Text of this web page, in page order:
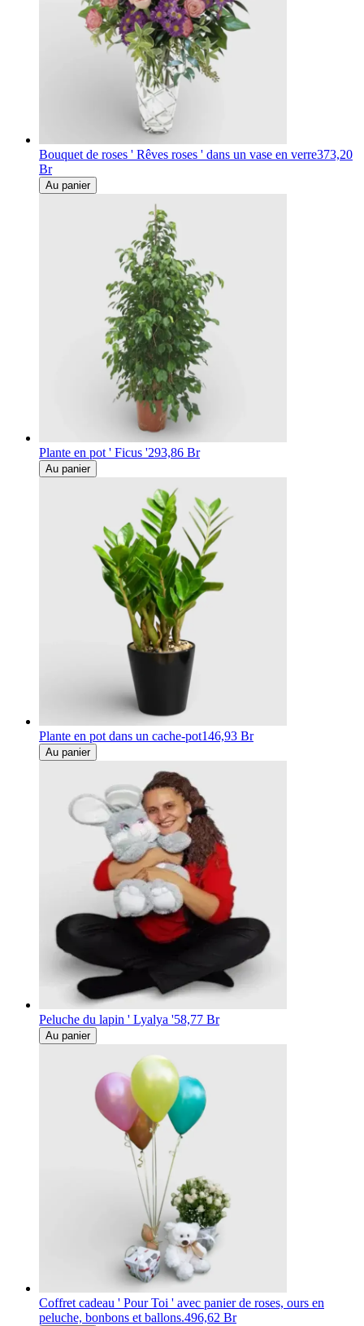
Bouquet de roses ' Rêves roses ' dans un vase en verre373,20
Br
Au panier
Plante en pot ' Ficus '293,86 Br
Au panier
Plante en pot dans un cache-pot146,93 Br
Au panier
Peluche du lapin ' Lyalya '58,77 Br
Au panier
Coffret cadeau ' Pour Toi ' avec panier de roses, ours en
peluche, bonbons et ballons.496,62 Br